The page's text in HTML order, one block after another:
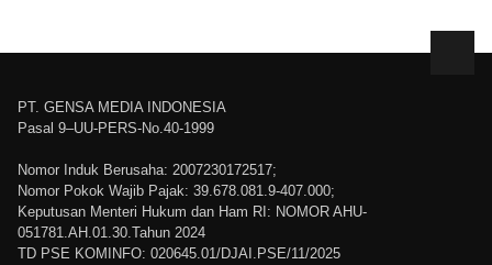
PT. GENSA MEDIA INDONESIA
Pasal 9–UU-PERS-No.40-1999
Nomor Induk Berusaha: 2007230172517;
Nomor Pokok Wajib Pajak: 39.678.081.9-407.000;
Keputusan Menteri Hukum dan Ham RI: NOMOR AHU-
051781.AH.01.30.Tahun 2024
TD PSE KOMINFO: 020645.01/DJAI.PSE/11/2025